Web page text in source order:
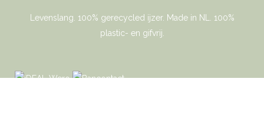
Levenslang. 100% gerecycled ijzer. Made in NL. 100%
plastic- en gifvrij.